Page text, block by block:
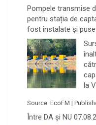
Pompele transmise
pentru stația de
fost instalate și
la
Source: EcoFM |
Între DA și NU